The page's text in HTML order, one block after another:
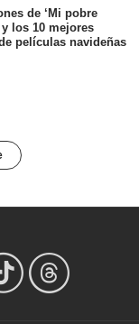
de ‘Mi pobre
y los 10 mejores
películas navideñas